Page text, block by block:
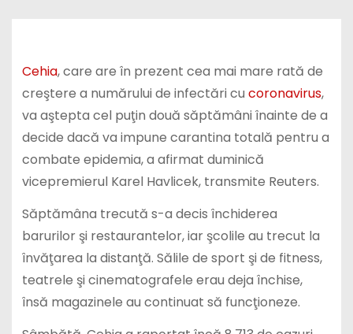
Cehia, care are în prezent cea mai mare rată de
creştere a numărului de infectări cu coronavirus,
va aştepta cel puţin două săptămâni înainte de a
decide dacă va impune carantina totală pentru a
combate epidemia, a afirmat duminică
vicepremierul Karel Havlicek, transmite Reuters.
Săptămâna trecută s-a decis închiderea
barurilor şi restaurantelor, iar şcolile au trecut la
învăţarea la distanţă. Sălile de sport şi de fitness,
teatrele şi cinematografele erau deja închise,
însă magazinele au continuat să funcţioneze.